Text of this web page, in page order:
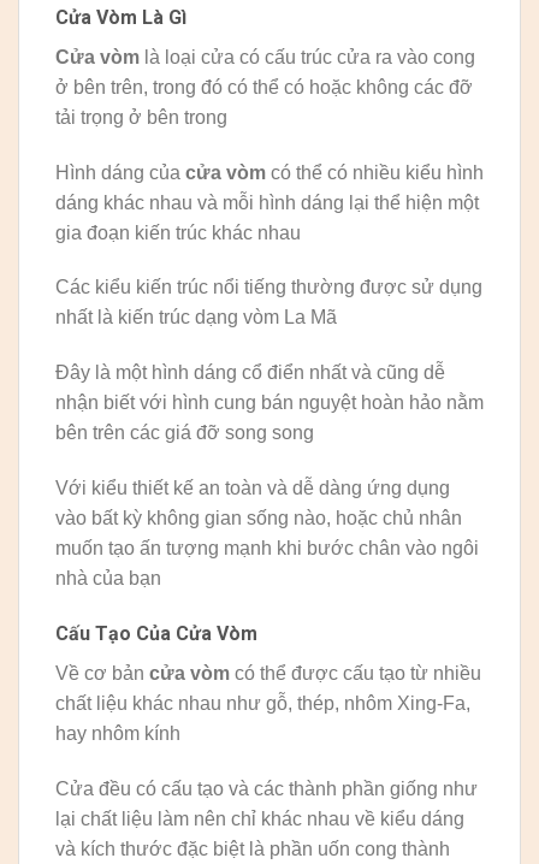
Cửa Vòm Là Gì
Cửa vòm là loại cửa có cấu trúc cửa ra vào cong
ở bên trên, trong đó có thể có hoặc không các đỡ
tải trọng ở bên trong
Hình dáng của cửa vòm có thể có nhiều kiểu hình
dáng khác nhau và mỗi hình dáng lại thể hiện một
gia đoạn kiến trúc khác nhau
Các kiểu kiến trúc nổi tiếng thường được sử dụng
nhất là kiến trúc dạng vòm La Mã
Đây là một hình dáng cổ điển nhất và cũng dễ
nhận biết với hình cung bán nguyệt hoàn hảo nằm
bên trên các giá đỡ song song
Với kiểu thiết kế an toàn và dễ dàng ứng dụng
vào bất kỳ không gian sống nào, hoặc chủ nhân
muốn tạo ấn tượng mạnh khi bước chân vào ngôi
nhà của bạn
Cấu Tạo Của Cửa Vòm
Về cơ bản cửa vòm có thể được cấu tạo từ nhiều
chất liệu khác nhau như gỗ, thép, nhôm Xing-Fa,
hay nhôm kính
Cửa đều có cấu tạo và các thành phần giống như
lại chất liệu làm nên chỉ khác nhau về kiểu dáng
và kích thước đặc biệt là phần uốn cong thành